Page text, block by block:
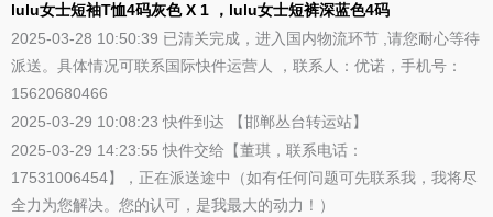
lulu女士短袖T恤4码灰色 X 1 ，lulu女士短裤深蓝色4码
2025-03-28 10:50:39 已清关完成，进入国内物流环节 ,请您耐心等待
派送。具体情况可联系国际快件运营人 ，联系人：优诺，手机号：
15620680466
2025-03-29 10:08:23 快件到达 【邯郸丛台转运站】
2025-03-29 14:23:55 快件交给【董琪，联系电话：
17531006454】，正在派送途中（如有任何问题可先联系我，我将尽
全力为您解决。您的认可，是我最大的动力！）